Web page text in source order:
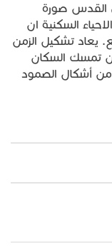
القدس صورة
السكنية ان
يعاد تشكيل الزمن
تمسك السكان
أشكال الصمود